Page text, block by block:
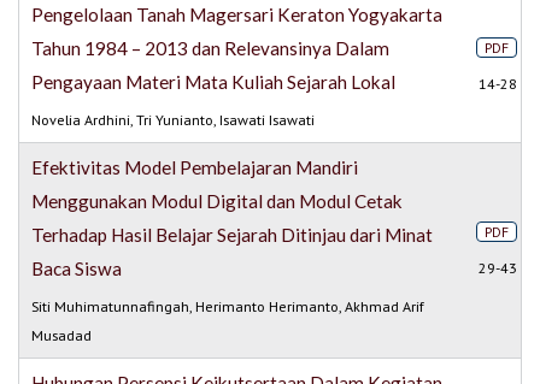
Pengelolaan Tanah Magersari Keraton Yogyakarta
Tahun 1984 – 2013 dan Relevansinya Dalam
Pengayaan Materi Mata Kuliah Sejarah Lokal
Novelia Ardhini, Tri Yunianto, Isawati Isawati
PDF
14-28
Efektivitas Model Pembelajaran Mandiri
Menggunakan Modul Digital dan Modul Cetak
Terhadap Hasil Belajar Sejarah Ditinjau dari Minat
Baca Siswa
Siti Muhimatunnafingah, Herimanto Herimanto, Akhmad Arif
Musadad
PDF
29-43